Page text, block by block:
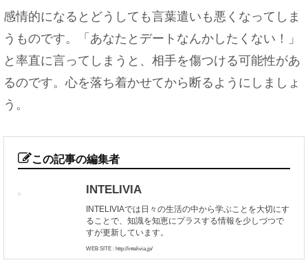
感情的になるとどうしても言葉遣いも悪くなってしま
うものです。「あなたとデートなんかしたくない！」
と率直に言ってしまうと、相手を傷つける可能性があ
るのです。心を落ち着かせてから断るようにしましょ
う。
この記事の編集者
INTELIVIA
INTELIVIAでは日々の生活の中から学ぶことを大切にす
ることで、知識を知恵にプラスする情報を少しづつで
すが更新しています。
WEB SITE : http://intelivia.jp/